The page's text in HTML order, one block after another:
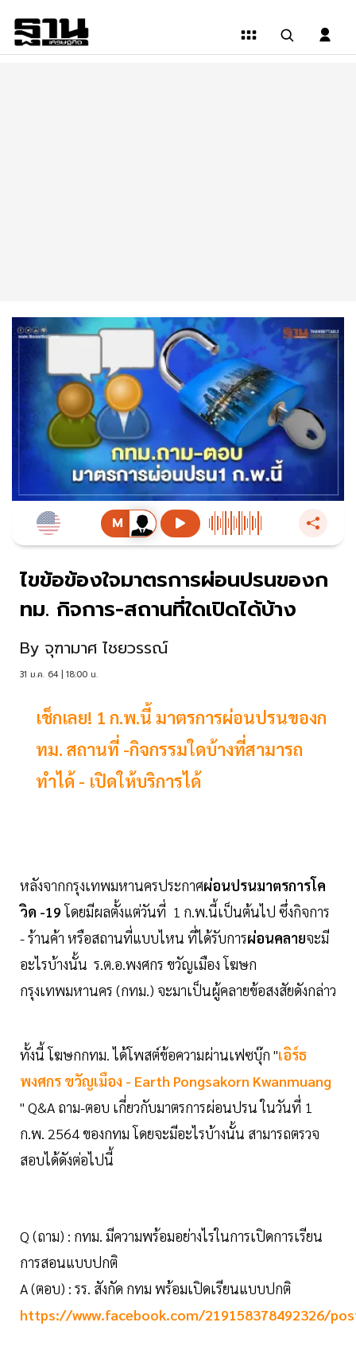
ไขข้อข้องใจมาตรการผ่อนปรนของก
ทม. กิจการ-สถานที่ใดเปิดได้บ้าง
By จุฑามาศ ไชยวรรณ์
31 ม.ค. 64 | 18:00 น.
เช็กเลย! 1 ก.พ.นี้ มาตรการผ่อนปรนของก
ทม. สถานที่ -กิจกรรมใดบ้างที่สามารถ
ทำได้ - เปิดให้บริการได้
หลังจากกรุงเทพมหานครประกาศผ่อนปรนมาตรการโค
วิด -19โดยมีผลตั้งแต่วันที่ 1 ก.พ.นี้เป็นต้นไป ซึ่งกิจการ
- ร้านค้า หรือสถานที่แบบไหน ที่ได้รับการผ่อนคลายจะมี
อะไรบ้างนั้น ร.ต.อ.พงศกร ขวัญเมือง โฆษก
กรุงเทพมหานคร (กทม.) จะมาเป็นผู้คลายข้อสงสัยดังกล่าว
ทั้งนี้ โฆษกกทม. ได้โพสต์ข้อความผ่านเฟซบุ๊ก "เอิร์ธ
พงศกร ขวัญเมือง - Earth Pongsakorn Kwanmuang
" Q&A ถาม-ตอบ เกี่ยวกับมาตรการผ่อนปรน ในวันที่ 1
ก.พ. 2564 ของกทม โดยจะมีอะไรบ้างนั้น สามารถตรวจ
สอบได้ดังต่อไปนี้
Q (ถาม) : กทม. มีความพร้อมอย่างไรในการเปิดการเรียน
การสอนแบบปกติ
A (ตอบ) : รร. สังกัด กทม พร้อมเปิดเรียนแบบปกติ
https://www.facebook.com/219158378492326/